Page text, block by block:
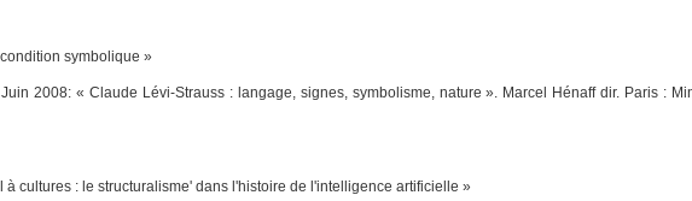
symbolique »
Juin 2008: « Claude Lévi-Strauss : langage, signes, symbolisme, nature ». Marcel Hénaff dir. Paris :
: le structuralisme' dans l'histoire de l'intelligence artificielle »